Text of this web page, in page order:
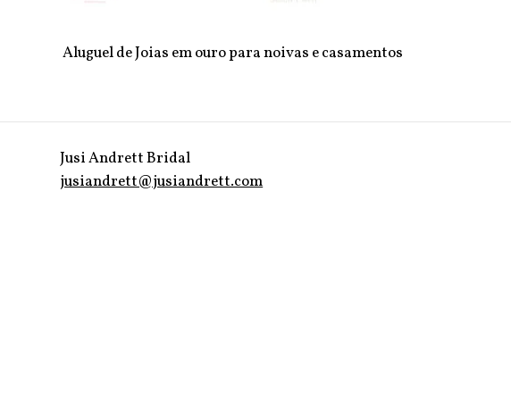
Aluguel de Joias em ouro para noivas e casamentos
Jusi Andrett Bridal
jusiandrett@jusiandrett.com